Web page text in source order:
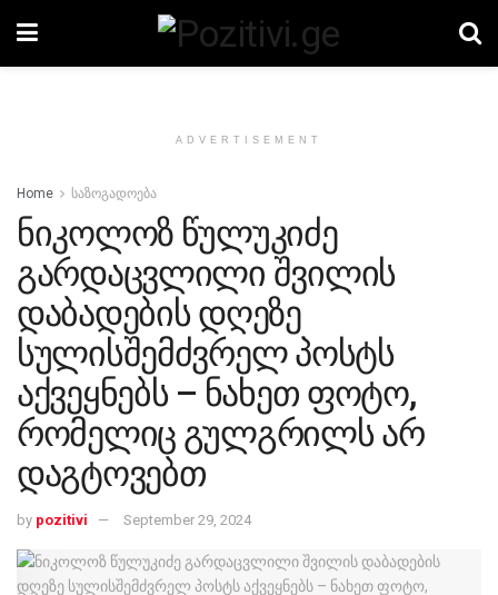
ADVERTISEMENT
Home საზოგადოება
ნიკოლოზ წულუკიძე
გარდაცვლილი შვილის
დაბადების დღეზე
სულისშემძვრელ პოსტს
აქვეყნებს – ნახეთ ფოტო,
რომელიც გულგრილს არ
დაგტოვებთ
by pozitivi September 29, 2024